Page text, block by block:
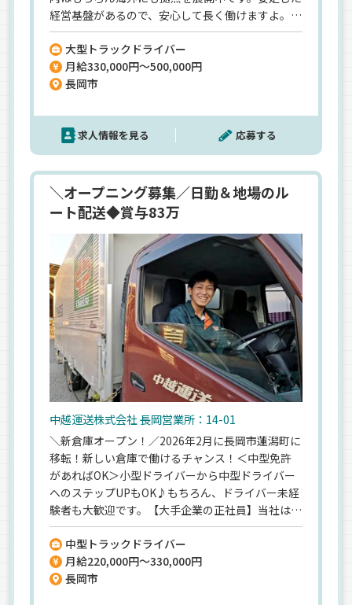
経営基盤があるので、安心して長く働けますよ。＜
年間賞与80万円＞退職金や手当など、大手企業な
らではの待遇をGETするチャンスです。＜安心の
シンプル業務＞お任せするのは食品や家電製品・
衣料品などの当社拠点営業所へ配送するお仕事♪
にはオススメです。
大型トラックドライバー
月給330,000円～500,000円
長岡市
求人情報を見る 応募する
＼オープニング募集／日勤＆地場のル
ート配送◆賞与83万
中越運送株式会社 長岡営業所：14-01
＼新倉庫オープン！／2026年2月に長岡市蓮潟町に
移転！新しい倉庫で働けるチャンス！＜中型免許
があればOK＞小型ドライバーから中型ドライバー
へのステップUPもOK♪もちろん、ドライバー未経
験者も大歓迎です。【大手企業の正社員】当社は創
業1951年！海外にも拠点を展開中です。安定した
経営基盤があるので、安心して長く働けますよ。＜
年間賞与83万円＞退職金や手当などの好待遇も魅
力！＜日勤＆近距離のみ＞お任せするのは、長岡
中型トラックドライバー
月給220,000円～330,000円
長岡市